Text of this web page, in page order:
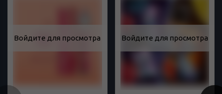
Войдите для просмотра Войдите для просмотра